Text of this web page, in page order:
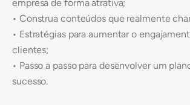
empresa de forma atrativa;
• Construa conteúdos que realmente
• Estratégias para aumentar o
clientes;
• Passo a passo para desenvolver um
sucesso.